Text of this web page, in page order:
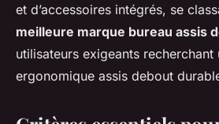
et d’accessoires intégrés, se
meilleure marque bureau assis
utilisateurs exigeants recherchant
ergonomique assis debout